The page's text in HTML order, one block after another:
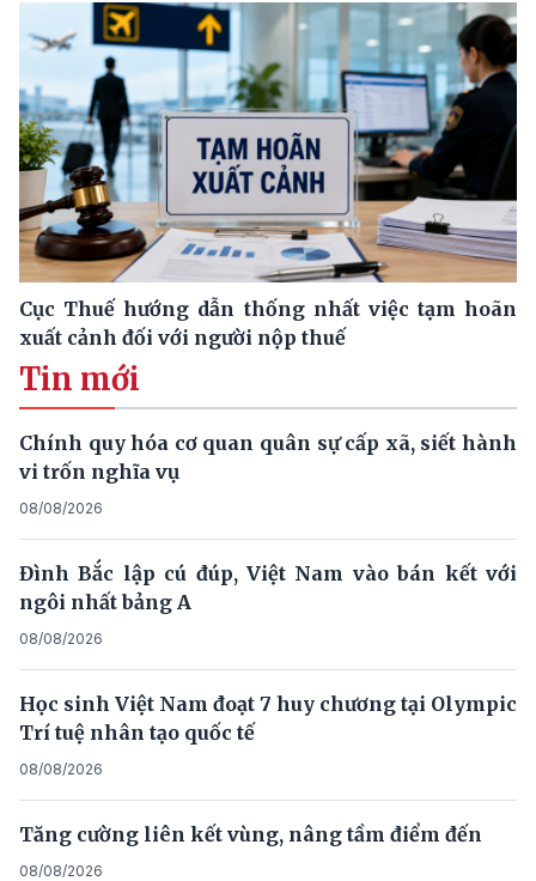
Cục Thuế hướng dẫn thống nhất việc tạm hoãn
xuất cảnh đối với người nộp thuế
Tin mới
Chính quy hóa cơ quan quân sự cấp xã, siết hành
vi trốn nghĩa vụ
08/08/2026
Đình Bắc lập cú đúp, Việt Nam vào bán kết với
ngôi nhất bảng A
08/08/2026
Học sinh Việt Nam đoạt 7 huy chương tại Olympic
Trí tuệ nhân tạo quốc tế
08/08/2026
Tăng cường liên kết vùng, nâng tầm điểm đến
08/08/2026